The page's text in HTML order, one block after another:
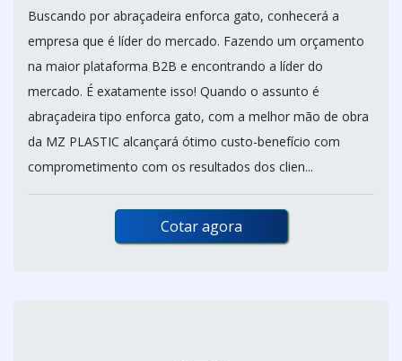
Buscando por abraçadeira enforca gato, conhecerá a
empresa que é líder do mercado. Fazendo um orçamento
na maior plataforma B2B e encontrando a líder do
mercado. É exatamente isso! Quando o assunto é
abraçadeira tipo enforca gato, com a melhor mão de obra
da MZ PLASTIC alcançará ótimo custo-benefício com
comprometimento com os resultados dos clien...
Cotar agora